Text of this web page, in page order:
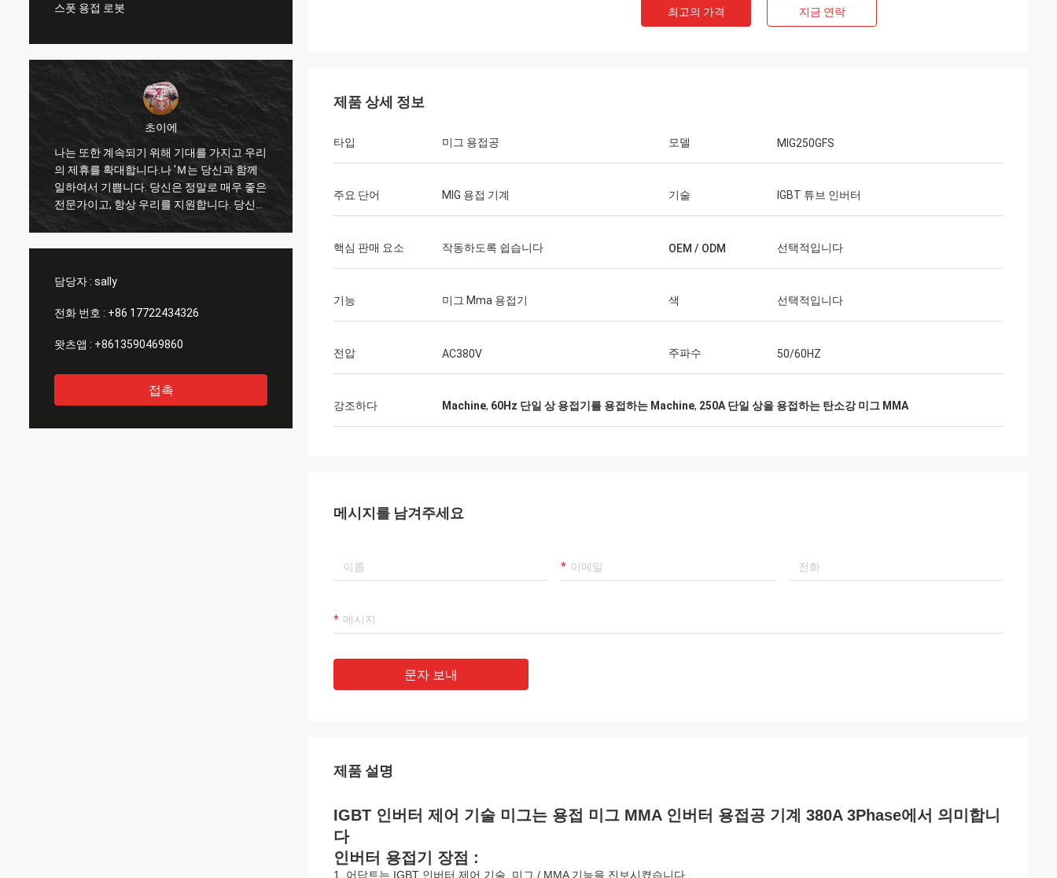
스폿 용접 로봇
초이에
나는 또한 계속되기 위해 기대를 가지고 우리
의 제휴를 확대합니다.나 'Ｍ는 당신과 함께
일하여서 기쁩니다. 당신은 정말로 매우 좋은
전문가이고, 항상 우리를 지원합니다. 당신과
의 통신은 빠르고 이것이 가장 중요사항입니
나는 당신과의 협력에 기쁩니다, 당신이 우리
서 나는 정말로 당신을 알고 가격이 합리적이
담당자 : sally
전화 번호 : +86 17722434326
왓츠앱 : +8613590469860
접촉
최고의 가격 지금 연락
제품 상세 정보
타입 미그 용접공 모델 MIG250GFS
주요 단어 MIG 용접 기계 기술 IGBT 튜브 인버터
핵심 판매 요소 작동하도록 쉽습니다 OEM / ODM 선택적입니다
기능 미그 Mma 용접기 색 선택적입니다
전압 AC380V 주파수 50/60HZ
강조하다 Machine, 60Hz 단일 상 용접기를 용접하는 Machine, 250A 단일 상을 용접하는 탄소강 미그 MMA
메시지를 남겨주세요
문자 보내
제품 설명
IGBT 인버터 제어 기술 미그는 용접 미그 MMA 인버터 용접공 기계 380A 3Phase에서 의미합니
다
인버터 용접기 장점 :
1. 어답트는 IGBT 인버터 제어 기술, 미그 / MMA 기능을 진보시켰습니다.